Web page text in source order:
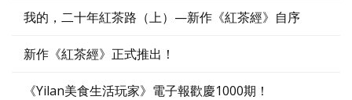
我的，二十年紅茶路（上）—新作《紅茶經》自序
新作《紅茶經》正式推出！
《Yilan美食生活玩家》電子報歡慶1000期！